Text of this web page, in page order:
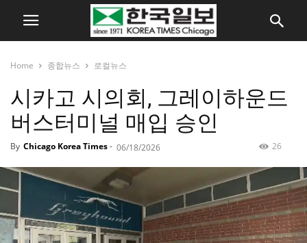
Home 종합뉴스 로컬뉴스
시카고 시의회, 그레이하운드
버스터미널 매입 승인
By Chicago Korea Times- 06/18/2026 26